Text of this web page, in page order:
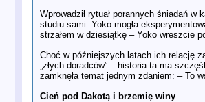
Wprowadził rytuał porannych śniadań w
studiu sami. Yoko mogła
strzałem w dziesiątkę – Yoko wreszcie
Choć w późniejszych latach ich relację
„złych doradców” – historia ta ma
zamknęła temat jednym zdaniem: – To
Cień pod Dakotą i brzemię winy